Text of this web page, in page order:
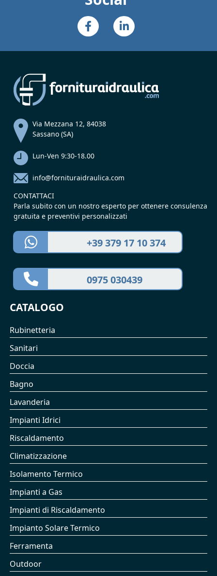
Via Mezzana 12, 84038
Sassano (SA)
Lun-Ven 9:30-18.00
info@fornituraidraulica.com
CONTATTACI
Parla subito con un nostro esperto per ottenere consulenza
gratuita e preventivi personalizzati
+39 379 17 10 374
0975 030439
CATALOGO
Rubinetteria
Sanitari
Doccia
Bagno
Lavanderia
Impianti Idrici
Riscaldamento
Climatizzazione
Isolamento Termico
Impianti a Gas
Impianti di Riscaldamento
Impianto Solare Termico
Ferramenta
Outdoor